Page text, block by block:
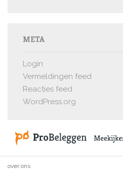
META
Login
Vermeldingen feed
Reacties feed
WordPress.org
over ons